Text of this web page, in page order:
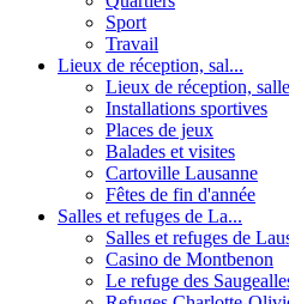
Sport
Travail
Lieux de réception, sal...
Lieux de réception,
Installations sportives
Places de jeux
Balades et visites
Cartoville Lausanne
Fêtes de fin d'année
Salles et refuges de La...
Salles et refuges de
Casino de Montbenon
Le refuge des